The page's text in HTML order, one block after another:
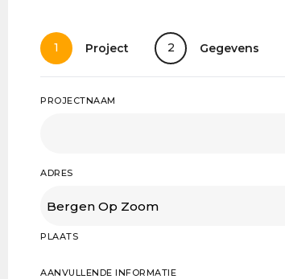
1 Project 2 Gegevens
PROJECTNAAM
ADRES
PLAATS
AANVULLENDE INFORMATIE